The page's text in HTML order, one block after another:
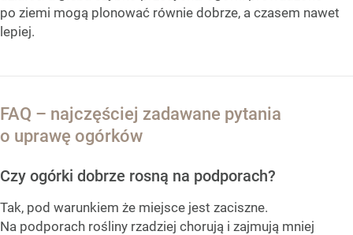
po ziemi mogą plonować równie dobrze, a czasem nawet
lepiej.
FAQ – najczęściej zadawane pytania
o uprawę ogórków
Czy ogórki dobrze rosną na podporach?
Tak, pod warunkiem że miejsce jest zaciszne.
Na podporach rośliny rzadziej chorują i zajmują mniej